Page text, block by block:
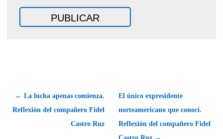
← La lucha apenas comienza.
Reflexión del compañero Fidel
Castro Ruz
El único expresidente
norteamericano que conocí.
Reflexión del compañero Fidel